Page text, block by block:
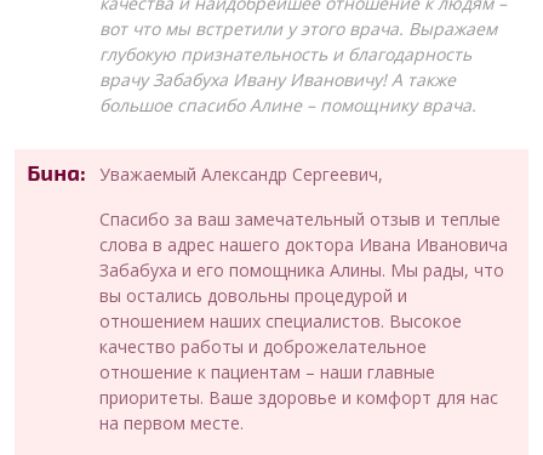
вот что мы встретили у этого врача. Выражаем
глубокую признательность и благодарность
врачу Забабуха Ивану Ивановичу! А также
большое спасибо Алине – помощнику врача.
Бина:
Уважаемый Александр Сергеевич,
Спасибо за ваш замечательный отзыв и теплые
слова в адрес нашего доктора Ивана Ивановича
Забабуха и его помощника Алины. Мы рады, что
вы остались довольны процедурой и
отношением наших специалистов. Высокое
качество работы и доброжелательное
отношение к пациентам – наши главные
приоритеты. Ваше здоровье и комфорт для нас
на первом месте.